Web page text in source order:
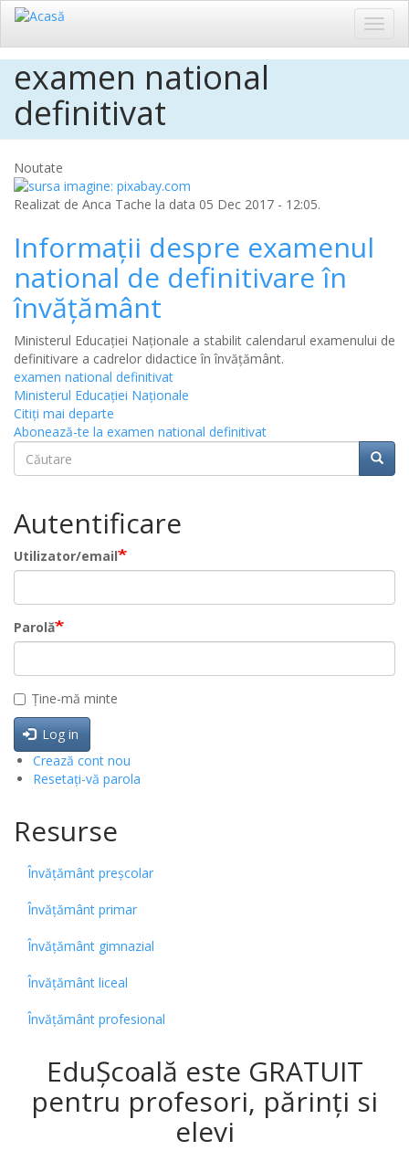
Sari
conținutul
principal
examen national
definitivat
Noutate
Realizat de Anca Tache la data 05 Dec 2017 - 12:05.
Informații despre examenul
national de definitivare în
învățământ
Ministerul Educației Naționale a stabilit calendarul examenului de
definitivare a cadrelor didactice în învățământ.
examen national definitivat
Ministerul Educației Naționale
Citiţi mai departe
Abonează-te la examen national definitivat
Căutare
Căutare
Autentificare
Utilizator/email
Parolă
Ține-mă minte
Log in
Crează cont nou
Resetați-vă parola
Resurse
Învățământ preșcolar
Învățământ primar
Învățământ gimnazial
Învățământ liceal
Învățământ profesional
EduȘcoală este GRATUIT
pentru profesori, părinți si
elevi